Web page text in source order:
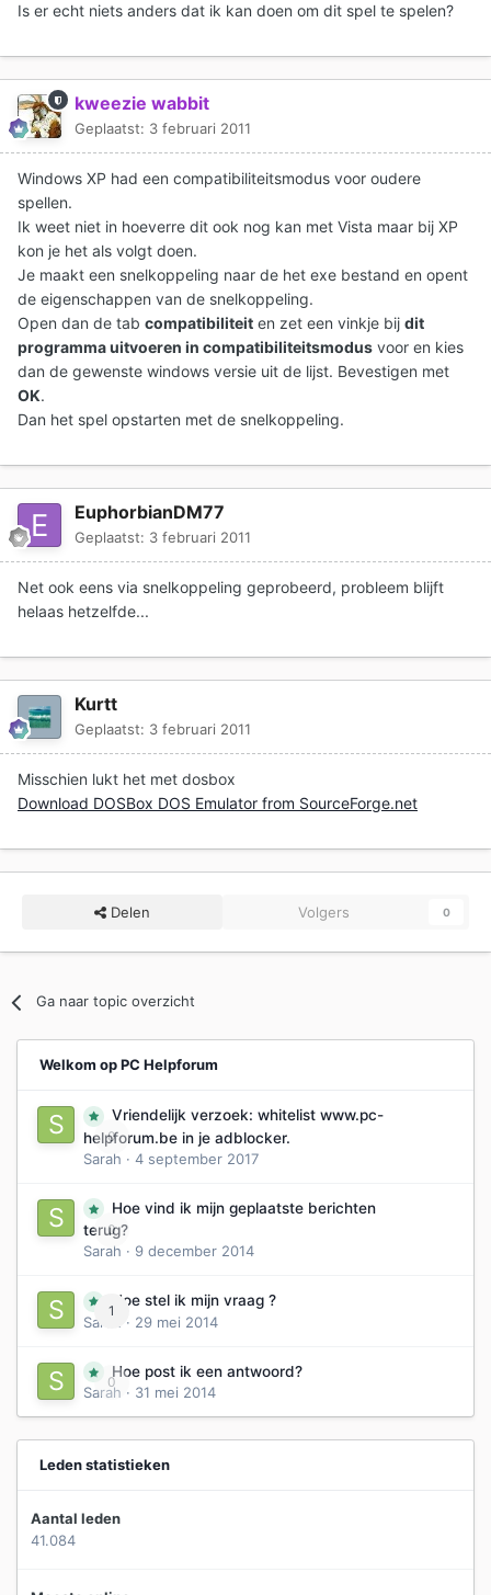
Is er echt niets anders dat ik kan doen om dit spel te spelen?
kweezie wabbit
Geplaatst: 3 februari 2011
Windows XP had een compatibiliteitsmodus voor oudere
spellen.
Ik weet niet in hoeverre dit ook nog kan met Vista maar bij XP
kon je het als volgt doen.
Je maakt een snelkoppeling naar de het exe bestand en opent
de eigenschappen van de snelkoppeling.
Open dan de tab compatibiliteit en zet een vinkje bij dit
programma uitvoeren in compatibiliteitsmodus voor en kies
dan de gewenste windows versie uit de lijst. Bevestigen met
OK.
Dan het spel opstarten met de snelkoppeling.
EuphorbianDM77
Geplaatst: 3 februari 2011
Net ook eens via snelkoppeling geprobeerd, probleem blijft
helaas hetzelfde...
Kurtt
Geplaatst: 3 februari 2011
Misschien lukt het met dosbox
Download DOSBox DOS Emulator from SourceForge.net
Delen Volgers 0
Ga naar topic overzicht
Welkom op PC Helpforum
0
Vriendelijk verzoek: whitelist www.pc-
helpforum.be in je adblocker.
Sarah · 4 september 2017
0
Hoe vind ik mijn geplaatste berichten
terug?
Sarah · 9 december 2014
1
Hoe stel ik mijn vraag ?
Sarah
· 29 mei 2014
0
Hoe post ik een antwoord?
Sarah · 31 mei 2014
Leden statistieken
Aantal leden
41.084